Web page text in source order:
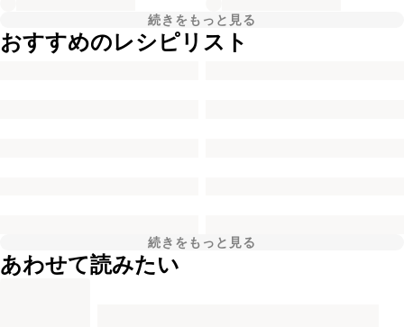
続きをもっと見る
おすすめのレシピリスト
続きをもっと見る
あわせて読みたい